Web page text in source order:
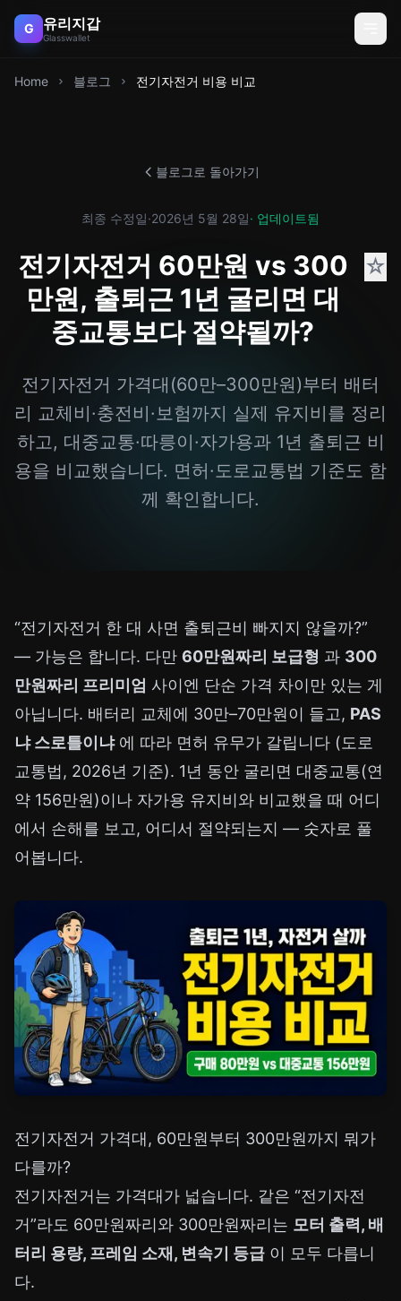
G 유리지갑
Glasswallet
Home 블로그 전기자전거 비용 비교
블로그로 돌아가기
최종 수정일·2026년 5월 28일· 업데이트됨
전기자전거 60만원 vs 300
만원, 출퇴근 1년 굴리면 대
중교통보다 절약될까?
☆
전기자전거 가격대(60만–300만원)부터 배터
리 교체비·충전비·보험까지 실제 유지비를 정리
하고, 대중교통·따릉이·자가용과 1년 출퇴근 비
용을 비교했습니다. 면허·도로교통법 기준도 함
께 확인합니다.
“전기자전거 한 대 사면 출퇴근비 빠지지 않을까?”
— 가능은 합니다. 다만 60만원짜리 보급형 과 300
만원짜리 프리미엄 사이엔 단순 가격 차이만 있는 게
아닙니다. 배터리 교체에 30만–70만원이 들고, PAS
냐 스로틀이냐에 따라 면허 유무가 갈립니다 (도로
교통법, 2026년 기준). 1년 동안 굴리면 대중교통(연
약 156만원)이나 자가용 유지비와 비교했을 때 어디
에서 손해를 보고, 어디서 절약되는지 — 숫자로 풀
어봅니다.
전기자전거 가격대, 60만원부터 300만원까지 뭐가
다를까?
전기자전거는 가격대가 넓습니다. 같은 “전기자전
거”라도 60만원짜리와 300만원짜리는 모터 출력, 배
터리 용량, 프레임 소재, 변속기 등급 이 모두 다릅니
다.